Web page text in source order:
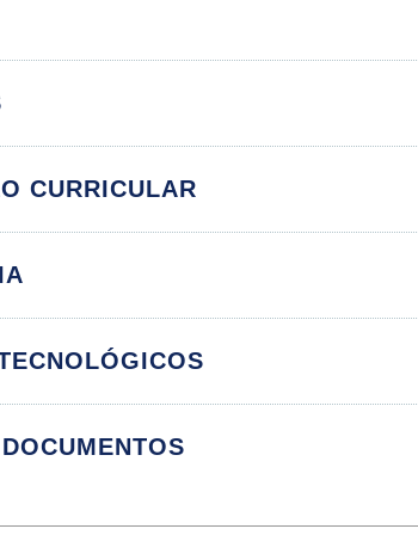
CURRICULAR
Módulos
Elementos Básicos do Processo de